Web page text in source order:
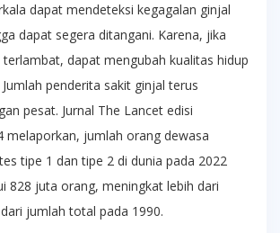
dapat mendeteksi kegagalan ginjal
dapat segera ditangani. Karena, jika
dapat mengubah kualitas hidup
penderita sakit ginjal terus
pesat. Jurnal The Lancet edisi
melaporkan, jumlah orang dewasa
tipe 1 dan tipe 2 di dunia pada 2022
828 juta orang, meningkat lebih dari
jumlah total pada 1990.